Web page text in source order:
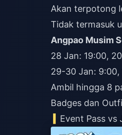
Akan terpotong
Tidak termasuk
Angpao Musim
28 Jan: 19:00,
29-30 Jan: 9:00,
Ambil hingga 8
Badges dan
Event Pass vs